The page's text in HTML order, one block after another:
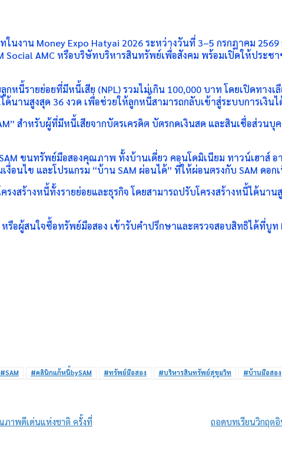
นงาน Money Expo Hatyai 2026 ระหว่างวันที่ 3–5 กรกฎาคม
AMC หรือบริษัทบริหารสินทรัพย์เพื่อสังคม พร้อมเปิดให้ประ
หนี้รายย่อยที่มีหนี้เสีย (NPL) รวมไม่เกิน 100,000 บาท โดยเปิดทา
านสูงสุด 36 งวด เพื่อช่วยให้ลูกหนี้สามารถกลับเข้าสู่ระบบการเงินไ
สำหรับผู้ที่มีหนี้เสียจากบัตรเครดิต บัตรกดเงินสด และสินเชื่อส่วน
ขนทรัพย์มือสองคุณภาพ ทั้งบ้านเดี่ยว คอนโดมิเนียม ทาวน์เฮาส์
งื่อนไข และโปรแกรม “บ้าน SAM ผ่อนได้” ที่ให้ผ่อนตรงกับ SAM ดอ
สร้างหนี้ทั้งรายย่อยและธุรกิจ โดยสามารถปรับโครงสร้างหนี้ได้นา
ผู้สนใจซื้อทรัพย์มือสอง เข้ารับคำปรึกษาและตรวจสอบสิทธิได้ที่บูท
#SAM #คลินิกแก้หนี้bySAM #ทรัพย์มือสอง #บริหารสินทรัพย์สุขุมวิท #บ้านมือสอง
ภาพดีเด่นแห่งชาติ ครั้งที่
ถอดบทเรียนวิกฤต